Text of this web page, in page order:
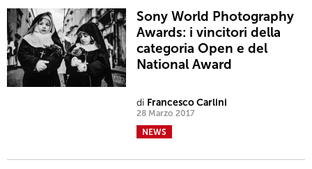
Sony World Photography
Awards: i vincitori della
categoria Open e del
National Award
di Francesco Carlini
28 Marzo 2017
NEWS